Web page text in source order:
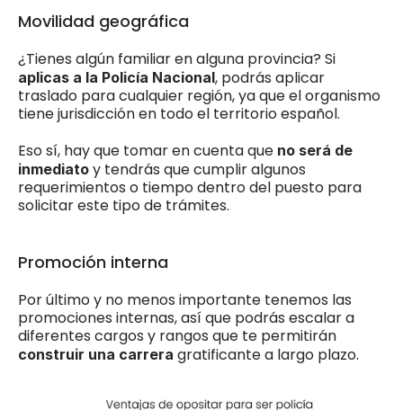
Movilidad geográfica
aplicas a la Policía Nacional, podrás aplicar
traslado para cualquier región, ya que el organismo
tiene jurisdicción en todo el territorio español.
Eso sí, hay que tomar en cuenta que no será de
inmediato y tendrás que cumplir algunos
requerimientos o tiempo dentro del puesto para
solicitar este tipo de trámites.
Promoción interna
Por último y no menos importante tenemos las
promociones internas, así que podrás escalar a
construir una carrera gratificante a largo plazo.